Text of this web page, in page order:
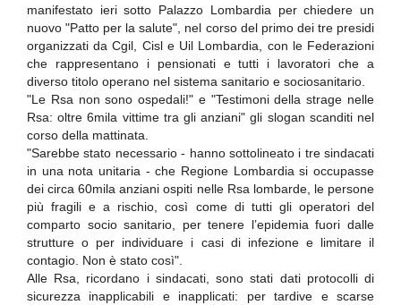
manifestato ieri sotto Palazzo Lombardia per chiedere un
nuovo "Patto per la salute", nel corso del primo dei tre presidi
organizzati da Cgil, Cisl e Uil Lombardia, con le Federazioni
che rappresentano i pensionati e tutti i lavoratori che a
diverso titolo operano nel sistema sanitario e sociosanitario.
"Le Rsa non sono ospedali!" e "Testimoni della strage nelle
Rsa: oltre 6mila vittime tra gli anziani" gli slogan scanditi nel
corso della mattinata.
"Sarebbe stato necessario - hanno sottolineato i tre sindacati
in una nota unitaria - che Regione Lombardia si occupasse
dei circa 60mila anziani ospiti nelle Rsa lombarde, le persone
più fragili e a rischio, così come di tutti gli operatori del
comparto socio sanitario, per tenere l’epidemia fuori dalle
strutture o per individuare i casi di infezione e limitare il
contagio. Non è stato così".
Alle Rsa, ricordano i sindacati, sono stati dati protocolli di
sicurezza inapplicabili e inapplicati: per tardive e scarse